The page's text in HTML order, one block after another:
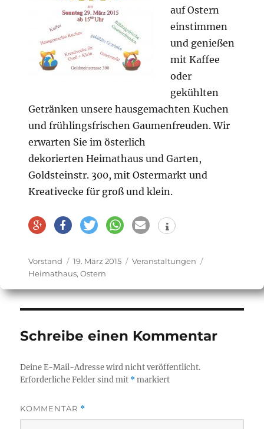
auf Ostern
einstimmen
und genießen
mit Kaffee
oder
gekühlten
Getränken unsere hausgemachten Kuchen
und frühlingsfrischen Gaumenfreuden. Wir
erwarten Sie im österlich
dekorierten Heimathaus und Garten,
Goldsteinstr. 300, mit Ostermarkt und
Kreativecke für groß und klein.
Autor
Vorstand
Veröffentlicht
am
19. März 2015 Kategorien
Veranstaltungen
Heimathaus, Ostern
Schreibe einen Kommentar
Deine E-Mail-Adresse wird nicht veröffentlicht.
Erforderliche Felder sind mit *markiert
KOMMENTAR *